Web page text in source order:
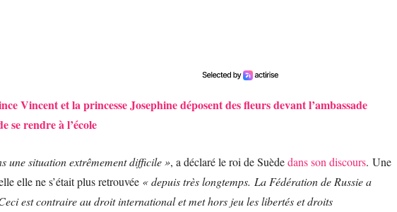
Vincent et la princesse Josephine déposent des fleurs devant l’ambassade
se rendre à l’école
une situation extrêmement difficile », a déclaré le roi de Suèdedans son discours. Une
elle ne s’était plus retrouvée « depuis très longtemps. La Fédération de Russie a
est contraire au droit international et met hors jeu les libertés et droits